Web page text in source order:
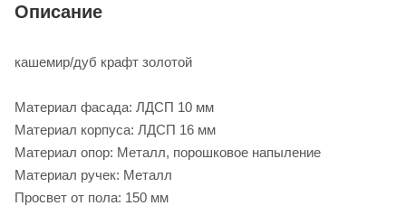
Описание
кашемир/дуб крафт золотой
Материал фасада: ЛДСП 10 мм
Материал корпуса: ЛДСП 16 мм
Материал опор: Металл, порошковое напыление
Материал ручек: Металл
Просвет от пола: 150 мм